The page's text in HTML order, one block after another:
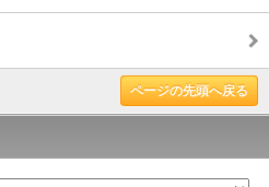
ページの先頭へ戻る